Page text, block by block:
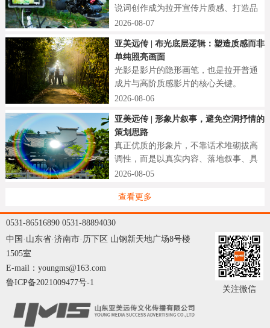
说词创作成为拉开宣传片质感、打造品
牌差异化的核心突破口。
2026-08-07
亚美远传 | 布光底层逻辑：塑造质感而非
单纯照亮画面
光影是影片的隐形画笔，也是拉开普通
成片与高阶质感影片的核心关键。
2026-08-06
亚美远传 | 形象片叙事，避免空洞抒情的
策划思路
真正优质的形象片，不靠话术堆砌拔高
调性，而是以真实内容、落地叙事、具
象细节打动观众。
2026-08-05
查看更多
0531-86516890 0531-88894030
中国·山东省·济南市·历下区 山钢新天地广场8号楼
1505室
E-mail：youngms@163.com
鲁ICP备2021009477号-1
关注微信